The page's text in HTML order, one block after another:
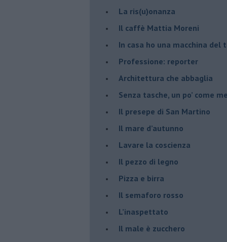
​La ris(u)onanza
​Il caffè Mattia Moreni
​In casa ho una macchina del
Professione: reporter
Architettura che abbaglia
​Senza tasche, un po’ come me
​Il presepe di San Martino
​Il mare d’autunno
​Lavare la coscienza
​Il pezzo di legno
​Pizza e birra
​Il semaforo rosso
​L’inaspettato
​Il male è zucchero